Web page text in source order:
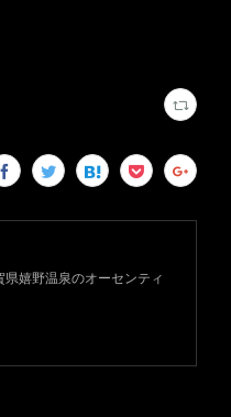
嬉野温泉のオーセンティ